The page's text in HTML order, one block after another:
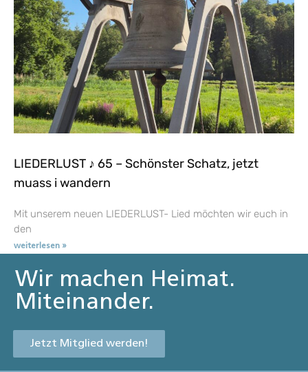
LIEDERLUST ♪ 65 – Schönster Schatz, jetzt
muass i wandern
Mit unserem neuen LIEDERLUST- Lied möchten wir euch in
den
weiterlesen »
Wir machen Heimat.
Miteinander.
Jetzt Mitglied werden!